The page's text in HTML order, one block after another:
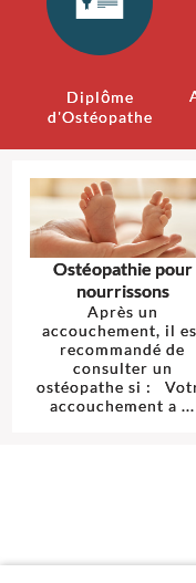
Diplôme
d'Ostéopathe
Ostéopathie pour
nourrissons
Après un
accouchement, il
recommandé de
consulter un
ostéopathe si :
accouchement a ...